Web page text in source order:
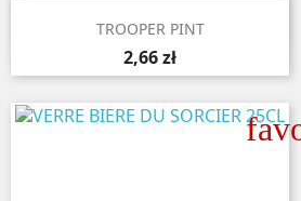
 Aperçu rapide
TROOPER PINT
2,66 zł